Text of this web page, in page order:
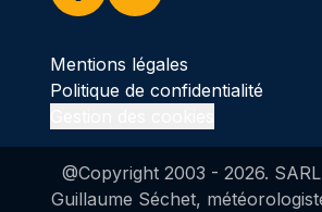
Facebook
Twitter
Mentions légales
Politique de confidentialité
@Copyright 2003 - 2026.
Guillaume Séchet,